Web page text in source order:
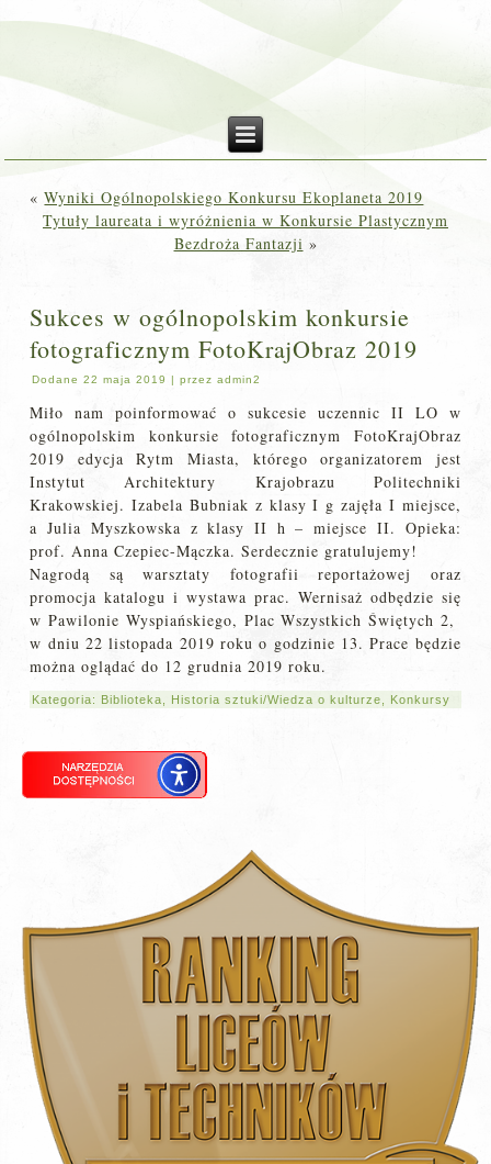
«Wyniki Ogólnopolskiego Konkursu Ekoplaneta 2019
Tytuły laureata i wyróżnienia w Konkursie Plastycznym
Bezdroża Fantazji »
Sukces w ogólnopolskim konkursie
fotograficznym FotoKrajObraz 2019
Dodane 22 maja 2019 |przez admin2
Miło nam poinformować o sukcesie uczennic II LO w
ogólnopolskim konkursie fotograficznym FotoKrajObraz
2019 edycja Rytm Miasta, którego organizatorem jest
Instytut Architektury Krajobrazu Politechniki
Krakowskiej. Izabela Bubniak z klasy I g zajęła I miejsce,
a Julia Myszkowska z klasy II h – miejsce II. Opieka:
prof. Anna Czepiec-Mączka. Serdecznie gratulujemy!
Nagrodą są warsztaty fotografii reportażowej oraz
promocja katalogu i wystawa prac. Wernisaż odbędzie się
w Pawilonie Wyspiańskiego, Plac Wszystkich Świętych 2,
w dniu 22 listopada 2019 roku o godzinie 13. Prace będzie
można oglądać do 12 grudnia 2019 roku.
Kategoria: Biblioteka Historia sztuki/Wiedza o kulturze Konkursy